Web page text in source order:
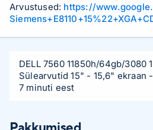
Arvustused: https://
DELL 7560 11850h/64gb/3080
Sülearvutid 15" - 15,6" ekraan
7 minuti eest